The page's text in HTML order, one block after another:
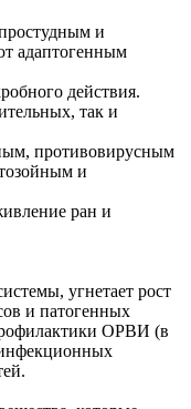
и
адаптогенным
действия.
так и
противовирусным
и
ран и
угнетает рост
и патогенных
ОРВИ (в